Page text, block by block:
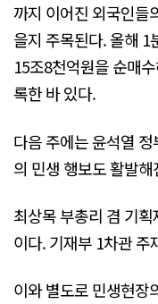
까지 이어진 외국인들
을지 주목된다. 올해 1
15조8천억원을 순매
록한 바 있다.
다음 주에는 윤석열
의 민생 행보도 활발해
최상목 부총리 겸 기
이다. 기재부 1차관
이와 별도로 민생현장